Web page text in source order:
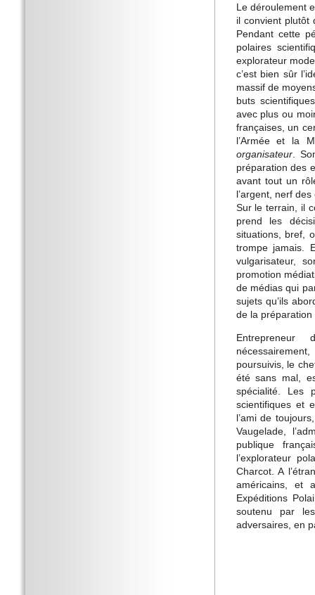
Le déroulement
il convient plutôt
Pendant cette
polaires
explorateur
c’est bien sûr
massif de
buts
avec plus ou
françaises, un
l’Armée et la
organisateur.
préparation des
avant tout un
l’argent, nerf
Sur le terrain, il
prend les
situations, bref,
trompe jamais.
vulgarisateur,
promotion
de médias qui
sujets qu’ils
de la préparation
Entrepreneur
poursuivis, le
été sans mal,
spécialité. Les
scientifiques et
l’ami de
Vaugelade,
publique
l’explorateur
Charcot. A
américains, et
Expéditions
soutenu par
adversaires, en